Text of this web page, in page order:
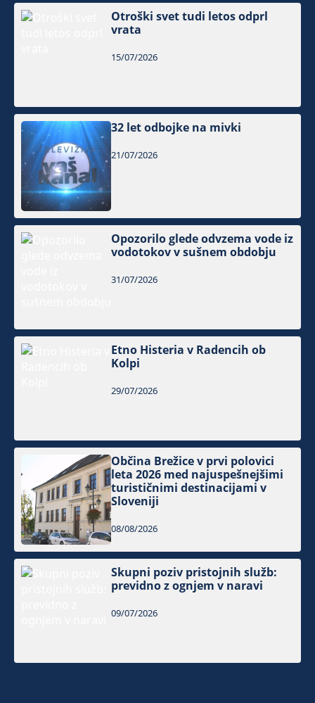
Otroški svet tudi letos odprl
vrata
15/07/2026
32 let odbojke na mivki
21/07/2026
Opozorilo glede odvzema vode iz
vodotokov v sušnem obdobju
31/07/2026
Etno Histeria v Radencih ob
Kolpi
29/07/2026
Občina Brežice v prvi polovici
leta 2026 med najuspešnejšimi
turističnimi destinacijami v
Sloveniji
08/08/2026
Skupni poziv pristojnih služb:
previdno z ognjem v naravi
09/07/2026